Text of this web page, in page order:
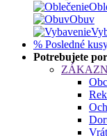
Obuv
% Posledné
Potrebujete